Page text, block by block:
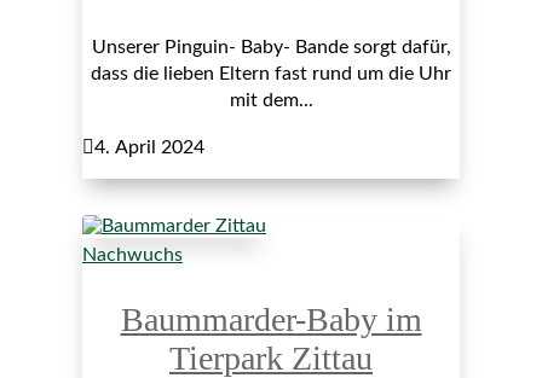
Unserer Pinguin- Baby- Bande sorgt dafür,
dass die lieben Eltern fast rund um die Uhr
mit dem...
4. April 2024
Nachwuchs
Baummarder-Baby im
Tierpark Zittau